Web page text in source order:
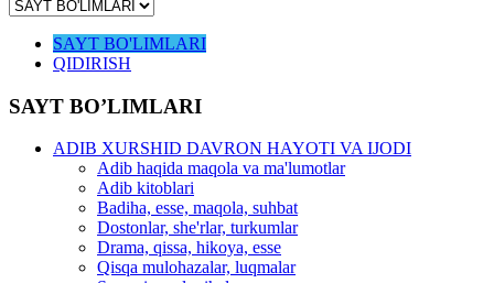
SAYT BO'LIMLARI
QIDIRISH
SAYT BO’LIMLARI
ADIB XURSHID DAVRON HAYOTI VA IJODI
Adib haqida maqola va ma'lumotlar
Adib kitoblari
Badiha, esse, maqola, suhbat
Dostonlar, she'rlar, turkumlar
Drama, qissa, hikoya, esse
Qisqa mulohazalar, luqmalar